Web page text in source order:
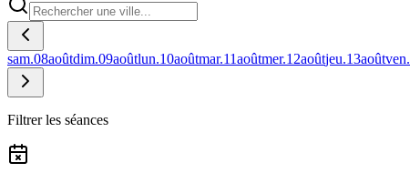
sam.08aoûtdim.09aoûtlun.10aoûtmar.11aoûtmer.12aoûtjeu.13aoûtven.
Filtrer les séances